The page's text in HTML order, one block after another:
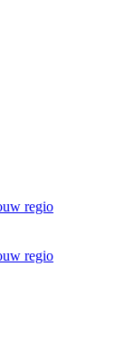
regio
regio